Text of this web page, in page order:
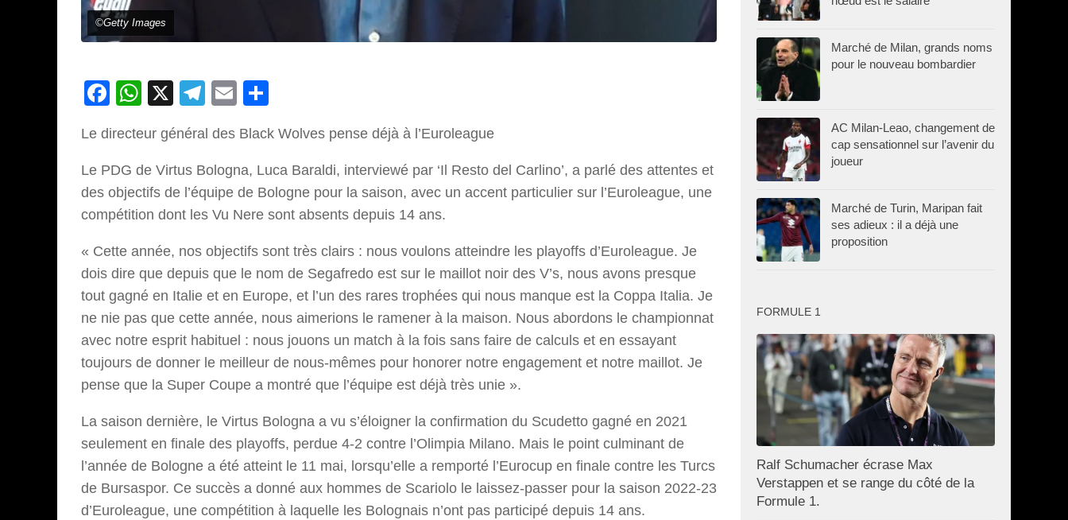
©Getty Images
Facebook
WhatsApp
X Telegram
Email
Le directeur général des Black Wolves pense déjà à l’Euroleague
Le PDG de Virtus Bologna, Luca Baraldi, interviewé par ‘Il Resto del Carlino’, a parlé des attentes et
des objectifs de l’équipe de Bologne pour la saison, avec un accent particulier sur l’Euroleague, une
compétition dont les Vu Nere sont absents depuis 14 ans.
« Cette année, nos objectifs sont très clairs : nous voulons atteindre les playoffs d’Euroleague. Je
dois dire que depuis que le nom de Segafredo est sur le maillot noir des V’s, nous avons presque
tout gagné en Italie et en Europe, et l’un des rares trophées qui nous manque est la Coppa Italia. Je
ne nie pas que cette année, nous aimerions le ramener à la maison. Nous abordons le championnat
avec notre esprit habituel : nous jouons un match à la fois sans faire de calculs et en essayant
toujours de donner le meilleur de nous-mêmes pour honorer notre engagement et notre maillot. Je
pense que la Super Coupe a montré que l’équipe est déjà très unie ».
La saison dernière, le Virtus Bologna a vu s’éloigner la confirmation du Scudetto gagné en 2021
seulement en finale des playoffs, perdue 4-2 contre l’Olimpia Milano. Mais le point culminant de
l’année de Bologne a été atteint le 11 mai, lorsqu’elle a remporté l’Eurocup en finale contre les Turcs
de Bursaspor. Ce succès a donné aux hommes de Scariolo le laissez-passer pour la saison 2022-23
d’Euroleague, une compétition à laquelle les Bolognais n’ont pas participé depuis 14 ans.
Marché de Milan, grands noms
pour le nouveau bombardier
AC Milan-Leao, changement de
cap sensationnel sur l’avenir du
joueur
Marché de Turin, Maripan fait
ses adieux : il a déjà une
proposition
FORMULE 1
Ralf Schumacher écrase Max
Verstappen et se range du côté de la
Formule 1.